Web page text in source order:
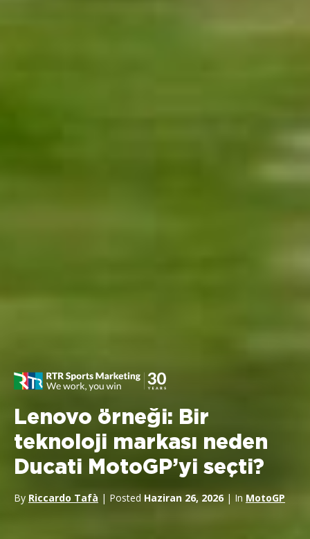
Lenovo örneği: Bir
teknoloji markası neden
Ducati MotoGP’yi seçti?
By Riccardo Tafà | Posted Haziran 26, 2026| In MotoGP